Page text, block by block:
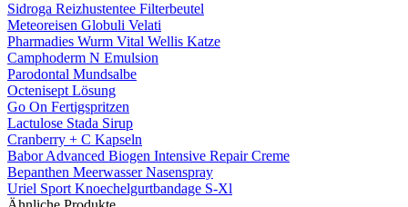
Sidroga Reizhustentee Filterbeutel
Meteoreisen Globuli Velati
Pharmadies Wurm Vital Wellis Katze
Camphoderm N Emulsion
Parodontal Mundsalbe
Octenisept Lösung
Go On Fertigspritzen
Lactulose Stada Sirup
Cranberry + C Kapseln
Babor Advanced Biogen Intensive Repair Creme
Bepanthen Meerwasser Nasenspray
Uriel Sport Knoechelgurtbandage S-Xl